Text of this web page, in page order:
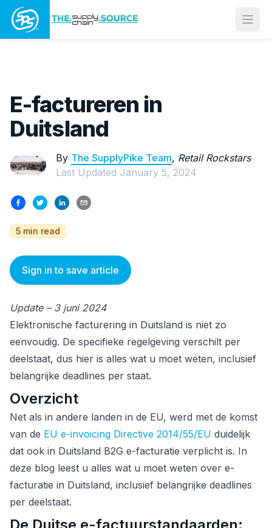
E-factureren in
Duitsland
By The SupplyPike Team, Retail Rockstars
Last Updated January 5, 2024
5 min read
Sign in to save article
Update – 3 juni 2024
Elektronische facturering in Duitsland is niet zo
eenvoudig. De specifieke regelgeving verschilt per
deelstaat, dus hier is alles wat u moet weten, inclusief
belangrijke deadlines per staat.
Overzicht
Net als in andere landen in de EU, werd met de komst
van de EU e-invoicing Directive 2014/55/EU duidelijk
dat ook in Duitsland B2G e-facturatie verplicht is. In
deze blog leest u alles wat u moet weten over e-
facturatie in Duitsland, inclusief belangrijke deadlines
per deelstaat.